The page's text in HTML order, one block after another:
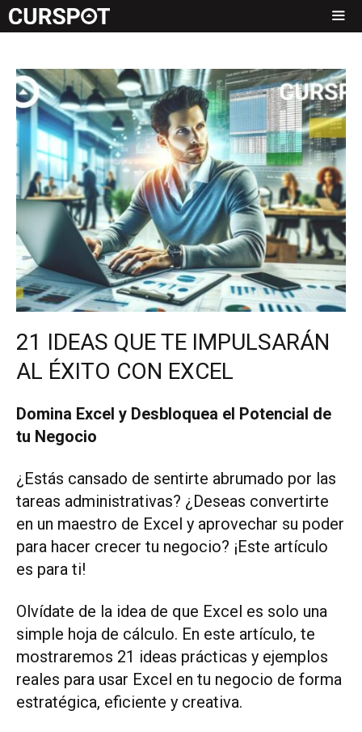
Saltar
al
21 IDEAS QUE TE IMPULSARÁN
AL ÉXITO CON EXCEL
Domina Excel y Desbloquea el Potencial de
tu Negocio
¿Estás cansado de sentirte abrumado por las
tareas administrativas? ¿Deseas convertirte
en un maestro de Excel y aprovechar su poder
para hacer crecer tu negocio? ¡Este artículo
es para ti!
Olvídate de la idea de que Excel es solo una
simple hoja de cálculo. En este artículo, te
mostraremos 21 ideas prácticas y ejemplos
reales para usar Excel en tu negocio de forma
estratégica, eficiente y creativa.